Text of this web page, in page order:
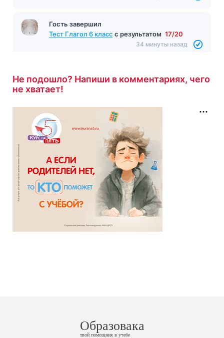
Гость завершил
Тест Глагол 6 класс с результатом 17/20
34 минуты назад
Не подошло? Напиши в комментариях, чего
не хватает!
Образовака
твой помощник в учебе